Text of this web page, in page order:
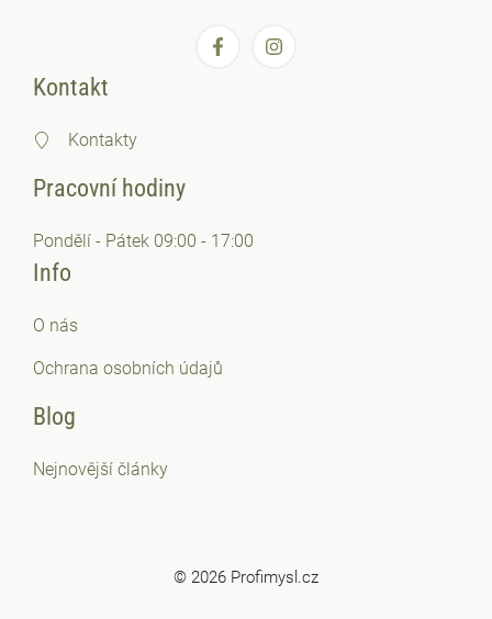
Kontakt
Kontakty
Pracovní hodiny
Pondělí - Pátek 09:00 - 17:00
Info
O nás
Ochrana osobních údajů
Blog
Nejnovější články
© 2026 Profimysl.cz